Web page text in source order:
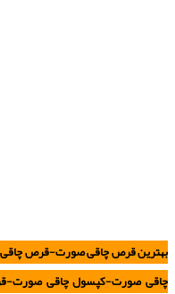
بهترین قرص چاقی صورت-قرص
چاقی صورت-کپسول چاقی